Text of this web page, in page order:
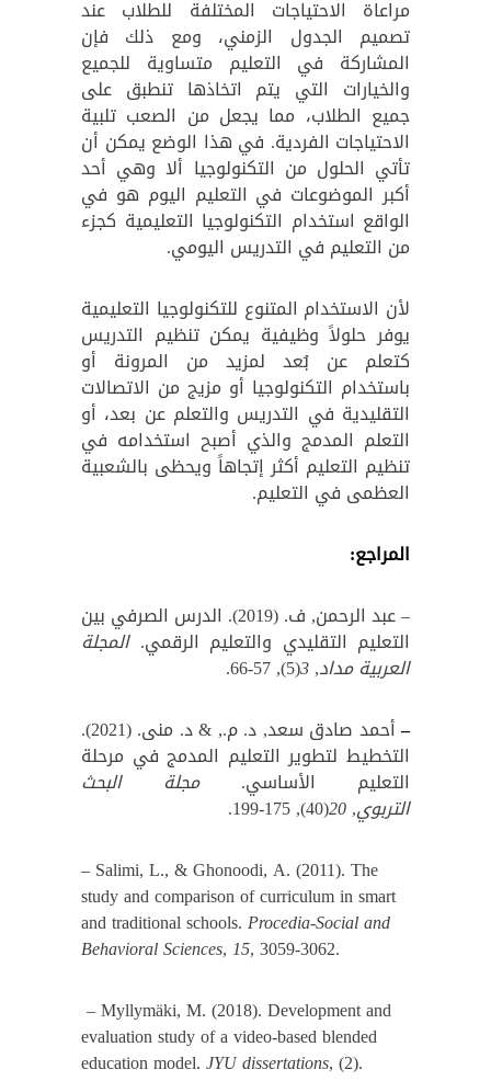
مراعاة الاحتياجات المختلفة للطلاب عند
تصميم الجدول الزمني، ومع ذلك فإن
المشاركة في التعليم متساوية للجميع
والخيارات التي يتم اتخاذها تنطبق على
جميع الطلاب، مما يجعل من الصعب تلبية
الاحتياجات الفردية. في هذا الوضع يمكن أن
تأتي الحلول من التكنولوجيا ألا وهي أحد
أكبر الموضوعات في التعليم اليوم هو في
الواقع استخدام التكنولوجيا التعليمية كجزء
من التعليم في التدريس اليومي.
لأن الاستخدام المتنوع للتكنولوجيا التعليمية
يوفر حلولاً وظيفية يمكن تنظيم التدريس
كتعلم عن بُعد لمزيد من المرونة أو
باستخدام التكنولوجيا أو مزيج من الاتصالات
التقليدية في التدريس والتعلم عن بعد، أو
التعلم المدمج والذي أصبح استخدامه في
تنظيم التعليم أكثر إتجاهاً ويحظى بالشعبية
العظمى في التعليم.
المراجع:
– عبد الرحمن, ف. (2019). الدرس الصرفي بين
التعليم التقليدي والتعليم الرقمي.المجلة
العربية مداد,
3
(5), 57-66.
–
أحمد صادق سعد, د. م., & د. منى. (2021).
التخطيط لتطوير التعليم المدمج في مرحلة
التعليم الأساسي.مجلة البحث
التربوي,
20
(40), 175-199.
– Salimi, L., & Ghonoodi, A. (2011). The
study and comparison of curriculum in smart
and traditional schools.Procedia-Social and
Behavioral Sciences,15
– Myllymäki, M. (2018). Development and
evaluation study of a video-based blended
education model.JYU dissertations